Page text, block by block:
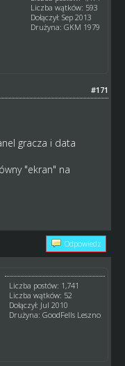
Liczba wątków: 593
Dołączył: Sep 2013
Drużyna: GKM 1979
#171
gracza i data
"ekran" na
Odpowiedz
Liczba postów: 1,741
Liczba wątków: 52
Dołączył: Jul 2010
Drużyna: GoodFells Leszno